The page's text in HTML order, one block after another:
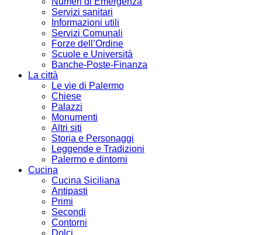
Servizi sanitari
Informazioni utili
Servizi Comunali
Forze dell’Ordine
Scuole e Università
Banche-Poste-Finanza
La città
Le vie di Palermo
Chiese
Palazzi
Monumenti
Altri siti
Storia e Personaggi
Leggende e Tradizioni
Palermo e dintorni
Cucina
Cucina Siciliana
Antipasti
Primi
Secondi
Contorni
Dolci